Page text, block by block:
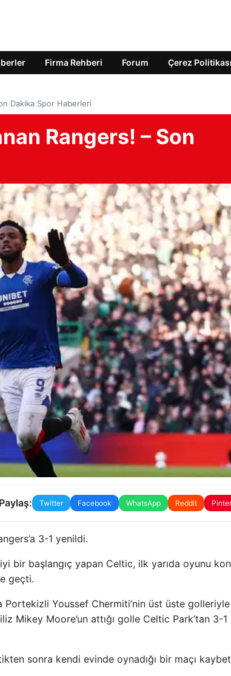
Firma Rehberi Forum Çerez Politikası
Dakika Spor Haberleri
Rangers! – Son
Paylaş: Twitter Facebook WhatsApp Reddit
3-1 yenildi.
bir başlangıç ​​yapan Celtic, ilk yarıda oyunu
geçti.
Portekizli Youssef Chermiti’nin üst üste
Mikey Moore’un attığı golle Celtic Park’tan 3-1
sonra kendi evinde oynadığı bir maçı